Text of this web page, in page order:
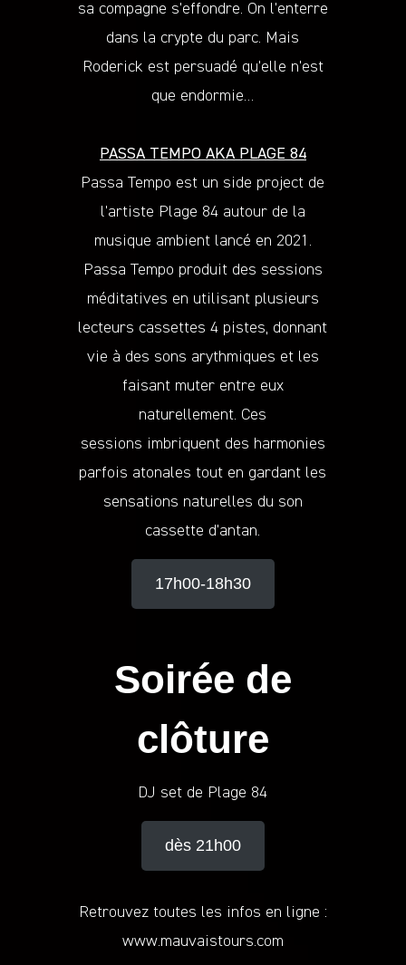
sa compagne s’effondre. On l’enterre
dans la crypte du parc. Mais
Roderick est persuadé qu’elle n’est
que endormie…
PASSA TEMPO AKA PLAGE 84
Passa Tempo est un side project de
l’artiste Plage 84 autour de la
musique ambient lancé en 2021.
Passa Tempo produit des sessions
méditatives en utilisant plusieurs
lecteurs cassettes 4 pistes, donnant
vie à des sons arythmiques et les
faisant muter entre eux
naturellement. Ces
sessions imbriquent des harmonies
parfois atonales tout en gardant les
sensations naturelles du son
cassette d’antan.
17h00-18h30
Soirée de
clôture
DJ set de Plage 84
dès 21h00
Retrouvez toutes les infos en ligne :
www.mauvaistours.com